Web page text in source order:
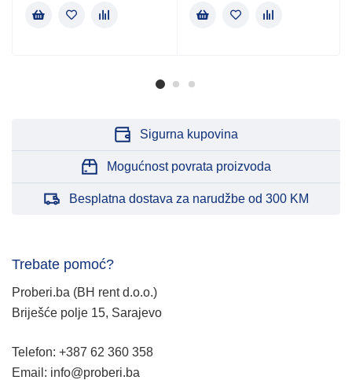
Sigurna kupovina
Mogućnost povrata proizvoda
Besplatna dostava za narudžbe od 300 KM
Trebate pomoć?
Proberi.ba (BH rent d.o.o.)
Briješće polje 15, Sarajevo
Telefon: +387 62 360 358
Email: info@proberi.ba